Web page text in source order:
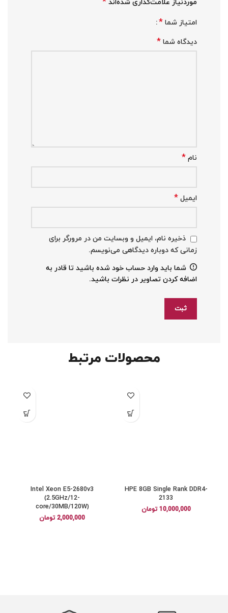
موردنیاز علامت‌گذاری شده‌اند
امتیاز شما *
دیدگاه شما *
نام *
ایمیل *
ذخیره نام، ایمیل و وبسایت من در مرورگر برای
زمانی که دوباره دیدگاهی می‌نویسم.
شما باید وارد حساب خود شده باشید تا قادر به
اضافه کردن تصاویر در نظرات باشید.
محصولات مرتبط
HPE 8GB Single Rank DDR4-
2133
10,000,000 تومان
Intel Xeon E5-2680v3
(2.5GHz/12-
core/30MB/120W)
2,000,000 تومان